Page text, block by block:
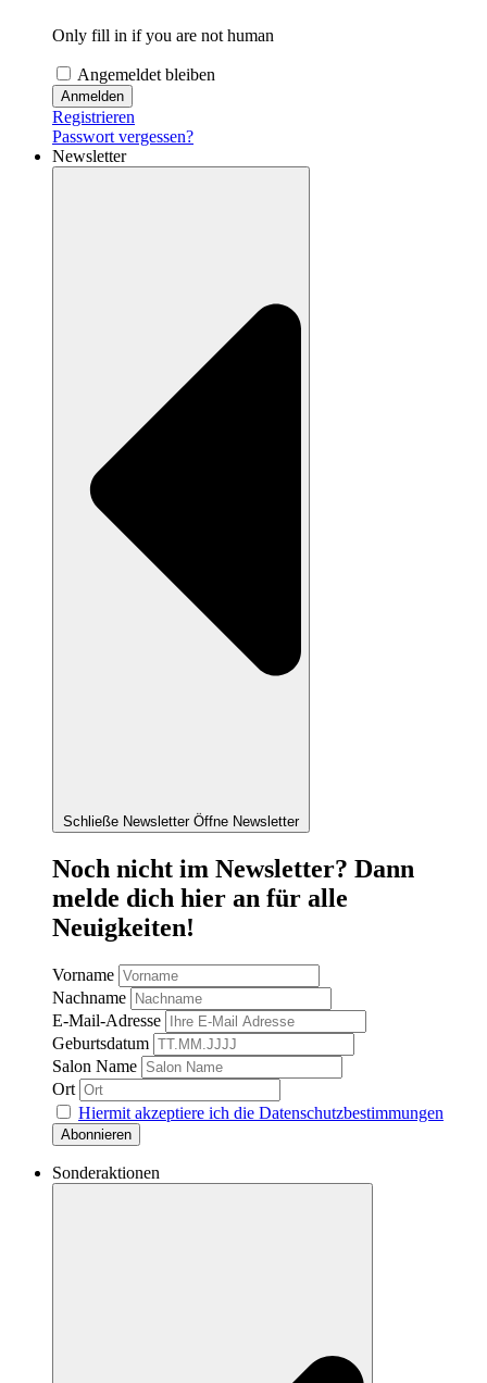
Only fill in if you are not human
Angemeldet bleiben
Registrieren
Passwort vergessen?
Newsletter
Schließe Newsletter Öffne Newsletter
Noch nicht im Newsletter? Dann
melde dich hier an für alle
Neuigkeiten!
Vorname
Nachname
E-Mail-Adresse
Geburtsdatum
Salon Name
Ort
Hiermit akzeptiere ich die Datenschutzbestimmungen
Sonderaktionen